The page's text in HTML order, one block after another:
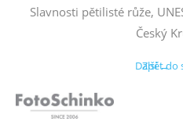
Slavnosti pětilisté růže,
Český
Další →
Zpět do